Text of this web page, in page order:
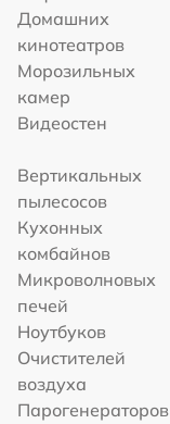
Домашних
кинотеатров
Морозильных
камер
Видеостен
Вертикальных
пылесосов
Кухонных
комбайнов
Микроволновых
печей
Ноутбуков
Очистителей
воздуха
Парогенераторов